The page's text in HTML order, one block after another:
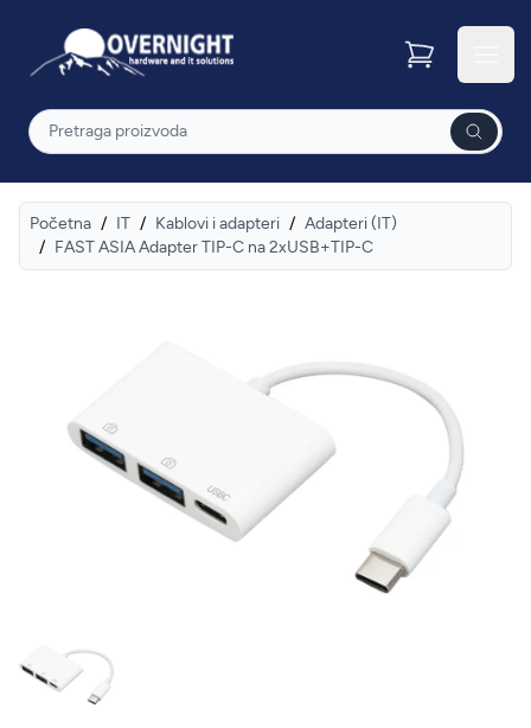
Overnight
Pretraga
Početna / IT / Kablovi i adapteri / Adapteri (IT)
/ FAST ASIA Adapter TIP-C na 2xUSB+TIP-C